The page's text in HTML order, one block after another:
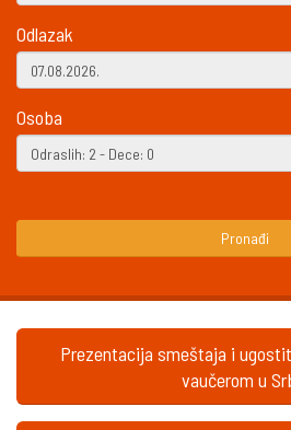
Odlazak
Osoba
Pronađi
Prezentacija smeštaja i
vaučerom u